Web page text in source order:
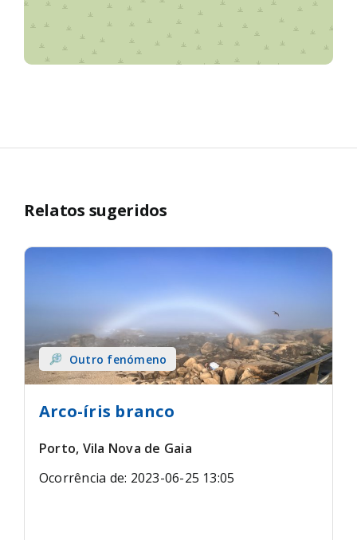
Relatos sugeridos
Outro fenómeno
Arco-íris branco
Porto, Vila Nova de Gaia
Ocorrência de: 2023-06-25 13:05